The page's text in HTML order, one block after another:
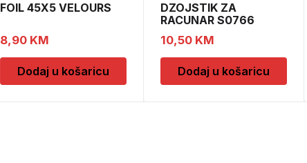
FOIL 45X5 VELOURS
8,90 KM
Dodaj u košaricu
DZOJSTIK ZA
RACUNAR S0766
01011540
10,50 KM
Dodaj u košaricu